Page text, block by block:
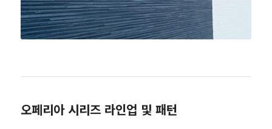
오페리아 시리즈 라인업 및 패턴